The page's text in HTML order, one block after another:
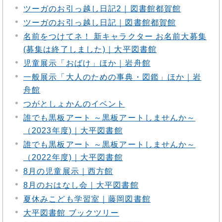
ツーガのお引っ越し日記2｜図書館都賀館
ツーガのお引っ越し日記｜図書館都賀館
名前をつけてネ！ 新キャラクター お名前大募集
(募集は終了しました)｜大平図書館
児童展示「おばけ」ほか｜岩舟館
一般展示「大人のための事典・図鑑」ほか｜岩
舟館
つがとしょかんのイベント
誰でも黒板アート ～黒板アートしませんか～
（2023年度)｜大平図書館
誰でも黒板アート ～黒板アートしませんか～
（2022年度)｜大平図書館
8月の児童展示｜西方館
8月のおはなし会｜大平図書館
夏休みこども学習室｜藤岡図書館
大平図書館 ブックツリー